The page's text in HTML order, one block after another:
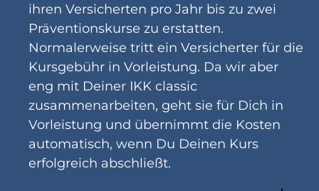
ihren Versicherten pro Jahr bis zu zwei
Präventionskurse zu erstatten.
Normalerweise tritt ein Versicherter für die
Kursgebühr in Vorleistung. Da wir aber
eng mit Deiner IKK classic
zusammenarbeiten, geht sie für Dich in
Vorleistung und übernimmt die Kosten
automatisch, wenn Du Deinen Kurs
erfolgreich abschließt.